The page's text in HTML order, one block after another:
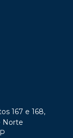
167 e 168,
Norte